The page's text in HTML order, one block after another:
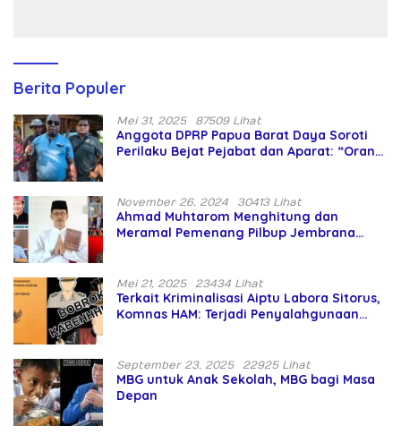
Berita Populer
Mei 31, 2025 87509 Lihat
Anggota DPRP Papua Barat Daya Soroti
Perilaku Bejat Pejabat dan Aparat: “Orang
November 26, 2024 30413 Lihat
Ahmad Muhtarom Menghitung dan
Meramal Pemenang Pilbup Jembrana
Mei 21, 2025 23434 Lihat
Terkait Kriminalisasi Aiptu Labora Sitorus,
Komnas HAM: Terjadi Penyalahgunaan
September 23, 2025 22925 Lihat
MBG untuk Anak Sekolah, MBG bagi Masa
Depan